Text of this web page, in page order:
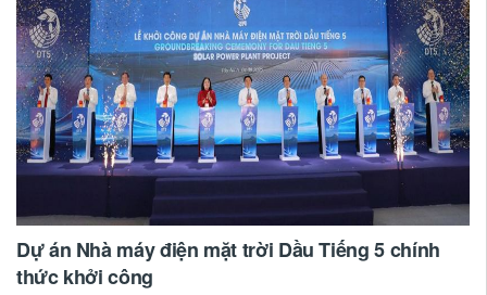
Dự án Nhà máy điện mặt trời Dầu Tiếng 5 chính
thức khởi công